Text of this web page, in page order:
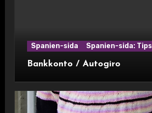
Spanien-sida Spanien-sida: Tips
Bankkonto / Autogiro